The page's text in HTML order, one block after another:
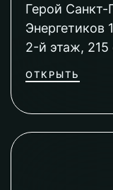
Герой Санкт-
Энергетиков
2-й этаж, 215
ОТКРЫТЬ